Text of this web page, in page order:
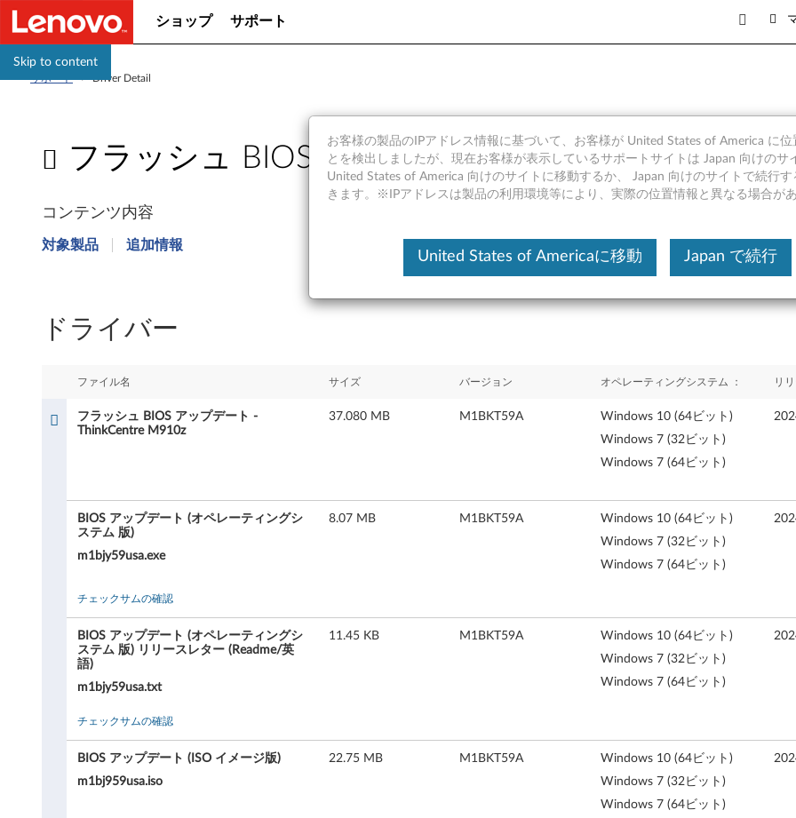
Skip to content
ショップ サポート
サポート >Driver Detail
フラッシュ BIOS アップデート - ThinkCentre
ラ
ュ
ア
デ
コンテンツ内容
対象製品 追加情報
ドライバー
ファイル名 サイズ バージョン オペレーティングシステム ： リ
フラッシュ BIOS アップデート -
ThinkCentre M910z
37.080 MB M1BKT59A
Windows 10 (64ビット)
Windows 7 (32ビット)
Windows 7 (64ビット)
BIOS アップデート (オペレーティングシ
ステム 版)
m1bjy59usa.exe
8.07 MB M1BKT59A
Windows 10 (64ビット)
Windows 7 (32ビット)
Windows 7 (64ビット)
チェックサムの確認
BIOS アップデート (オペレーティングシ
ステム 版) リリースレター (Readme/英
語)
m1bjy59usa.txt
11.45 KB M1BKT59A
Windows 10 (64ビット)
Windows 7 (32ビット)
Windows 7 (64ビット)
チェックサムの確認
BIOS アップデート (ISO イメージ版)
m1bj959usa.iso
22.75 MB M1BKT59A
Windows 10 (64ビット)
Windows 7 (32ビット)
Windows 7 (64ビット)
お客様の製品のIPアドレス情報に基づいて、お客様が United States of America に位
とを検出しましたが、現在お客様が表示しているサポートサイトは Japan 向けのサ
United States of America 向けのサイトに移動するか、 Japan 向けのサイトで続行
きます。※IPアドレスは製品の利用環境等により、実際の位置情報と異なる場合があ
United States of Americaに移動 Japan で続行